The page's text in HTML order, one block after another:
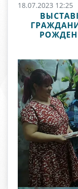
18.07.2023 12:25